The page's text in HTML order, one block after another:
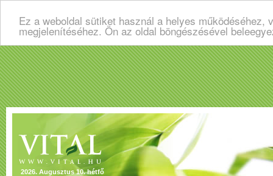
Ez a weboldal sütiket használ a helyes
megjelenítéséhez. Ön az oldal böngészésével
2026. Augusztus 10. hétfő